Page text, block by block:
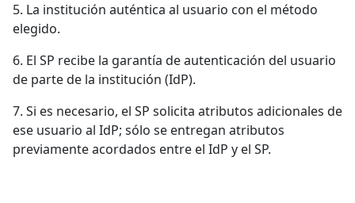
5. La institución auténtica al usuario con el método
elegido.
6. El SP recibe la garantía de autenticación del usuario
de parte de la institución (IdP).
7. Si es necesario, el SP solicita atributos adicionales de
ese usuario al IdP; sólo se entregan atributos
previamente acordados entre el IdP y el SP.